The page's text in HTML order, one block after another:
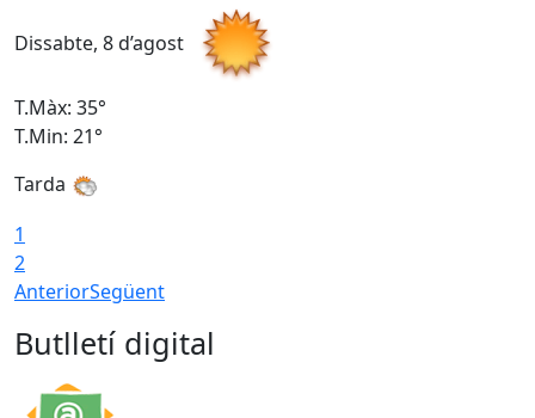
Dissabte, 8 d’agost
T.Màx: 35°
T.Min: 21°
Tarda
1
2
AnteriorSegüent
Butlletí digital